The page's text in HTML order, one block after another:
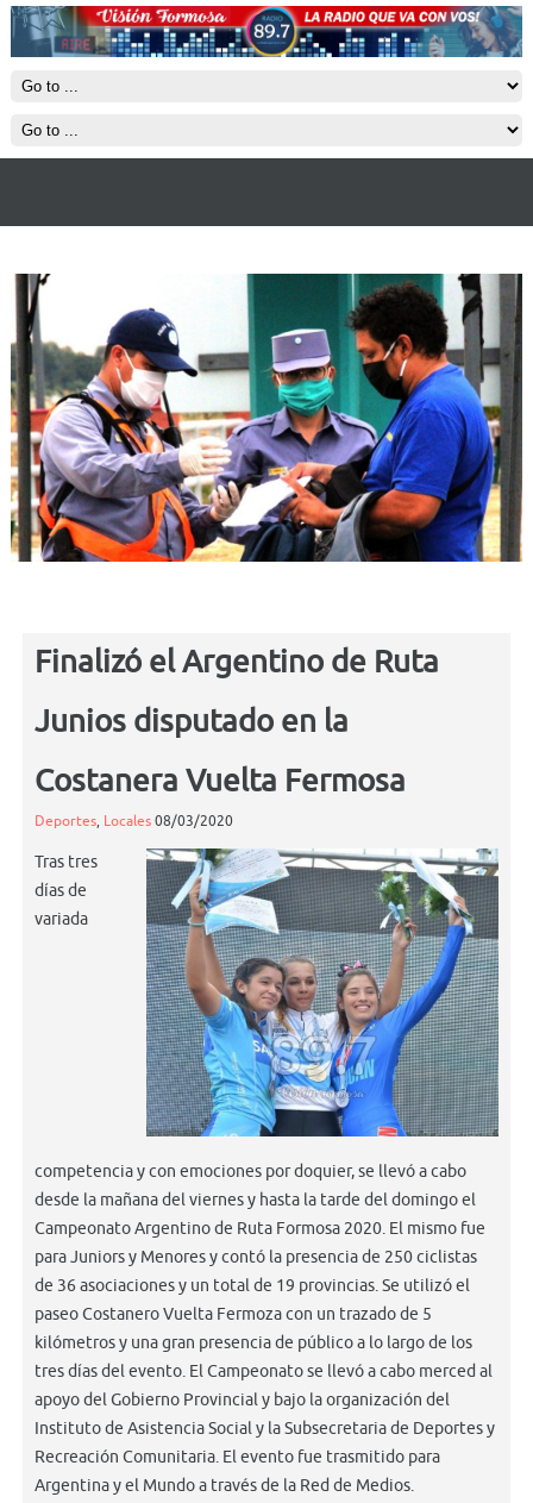
Finalizó el Argentino de Ruta
Junios disputado en la
Costanera Vuelta Fermosa
Deportes, Locales08/03/2020
Tras tres
días de
variada
competencia y con emociones por doquier, se llevó a cabo
desde la mañana del viernes y hasta la tarde del domingo el
Campeonato Argentino de Ruta Formosa 2020. El mismo fue
para Juniors y Menores y contó la presencia de 250 ciclistas
de 36 asociaciones y un total de 19 provincias. Se utilizó el
paseo Costanero Vuelta Fermoza con un trazado de 5
kilómetros y una gran presencia de público a lo largo de los
tres días del evento. El Campeonato se llevó a cabo merced al
apoyo del Gobierno Provincial y bajo la organización del
Instituto de Asistencia Social y la Subsecretaria de Deportes y
Recreación Comunitaria. El evento fue trasmitido para
Argentina y el Mundo a través de la Red de Medios.